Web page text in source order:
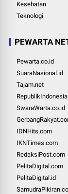
Kesehatan
Teknologi
PEWARTA
Pewarta.co.id
SuaraNasional.id
Tajam.net
SwaraWarta.co.id
IDNHits.com
IKNTimes.com
RedaksiPost.com
PelitaDigital.com
PelitaDigital.id